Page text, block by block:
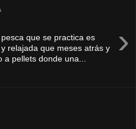
›
que se practica es
relajada que meses atrás y
pellets donde una...